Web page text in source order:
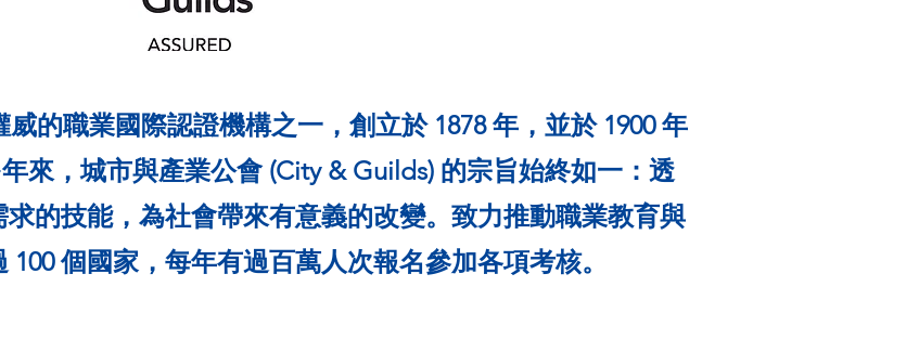
的職業國際認證機構之一，創立於 1878 年，並於 1900 年
來，城市與產業公會 (City & Guilds) 的宗旨始終如一：透
的技能，為社會帶來有意義的改變。致力推動職業教育與
個國家，每年有過百萬人次報名參加各項考核。